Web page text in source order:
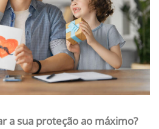
a sua proteção ao máximo?